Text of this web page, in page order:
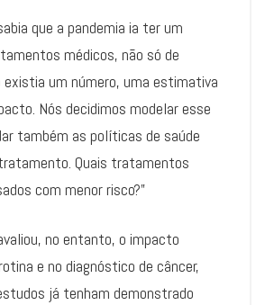
que a pandemia ia ter um
médicos, não só de
existia um número, uma estimativa
Nós decidimos modelar esse
também as políticas de saúde
Quais tratamentos
com menor risco?”
no entanto, o impacto
e no diagnóstico de câncer,
já tenham demonstrado